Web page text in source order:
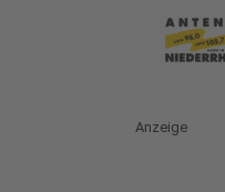
Anzeige